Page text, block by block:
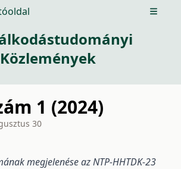
Open
Közlemények
1 (2024)
30
megjelenése az NTP-HHTDK-23